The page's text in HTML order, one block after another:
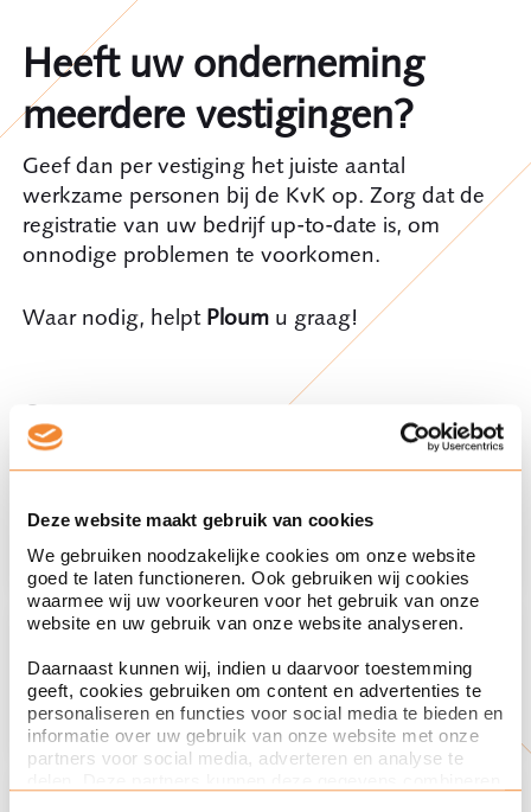
Deze website maakt gebruik van cookies
We gebruiken noodzakelijke cookies om onze website
goed te laten functioneren. Ook gebruiken wij cookies
waarmee wij uw voorkeuren voor het gebruik van onze
website en uw gebruik van onze website analyseren.
Daarnaast kunnen wij, indien u daarvoor toestemming
geeft, cookies gebruiken om content en advertenties te
personaliseren en functies voor social media te bieden en
informatie over uw gebruik van onze website met onze
partners voor social media, adverteren en analyse te
Heeft uw onderneming
meerdere vestigingen?
Geef dan per vestiging het juiste aantal
werkzame personen bij de KvK op. Zorg dat de
registratie van uw bedrijf up-to-date is, om
onnodige problemen te voorkomen.
Waar nodig, helpt Ploumu graag!
Contact
Partner
Paralegal
Karin Elsner
Rechtsgebied